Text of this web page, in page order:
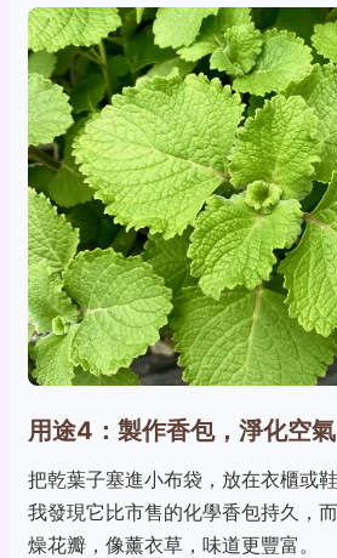
用途4：製作香包，淨化空氣
把乾葉子塞進小布袋，放在衣櫃或
我發現它比市售的化學香包持久，
燥花瓣，像薰衣草，味道更豐富。